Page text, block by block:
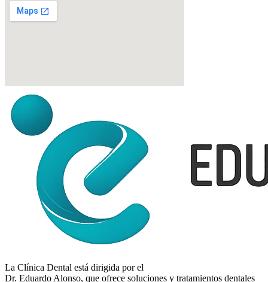
La Clínica Dental está dirigida por el
Dr. Eduardo Alonso, que ofrece soluciones y tratamientos dentales